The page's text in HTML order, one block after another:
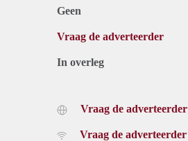
Geen
Vraag de adverteerder
In overleg
Vraag de adverteerder
Vraag de adverteerder